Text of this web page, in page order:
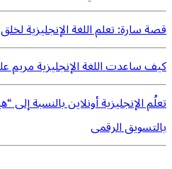
قصة سارة: تعلم اللغة الإنجليزية
كيف ساعدت اللغة الإنجليزية مريم
تعلُم الإنجليزية أونلاين بالنسبة
بالتسويق الرقمى